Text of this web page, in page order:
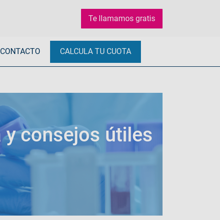
Te llamamos gratis
CONTACTO CALCULA TU CUOTA
consejos útiles